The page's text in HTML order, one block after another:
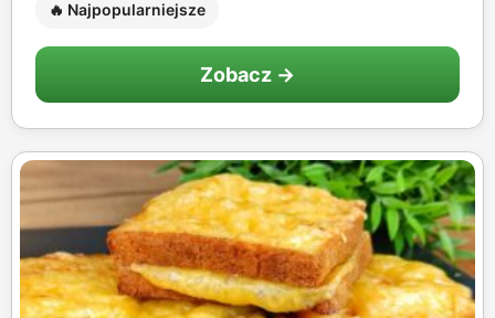
🔥 Najpopularniejsze
Zobacz →